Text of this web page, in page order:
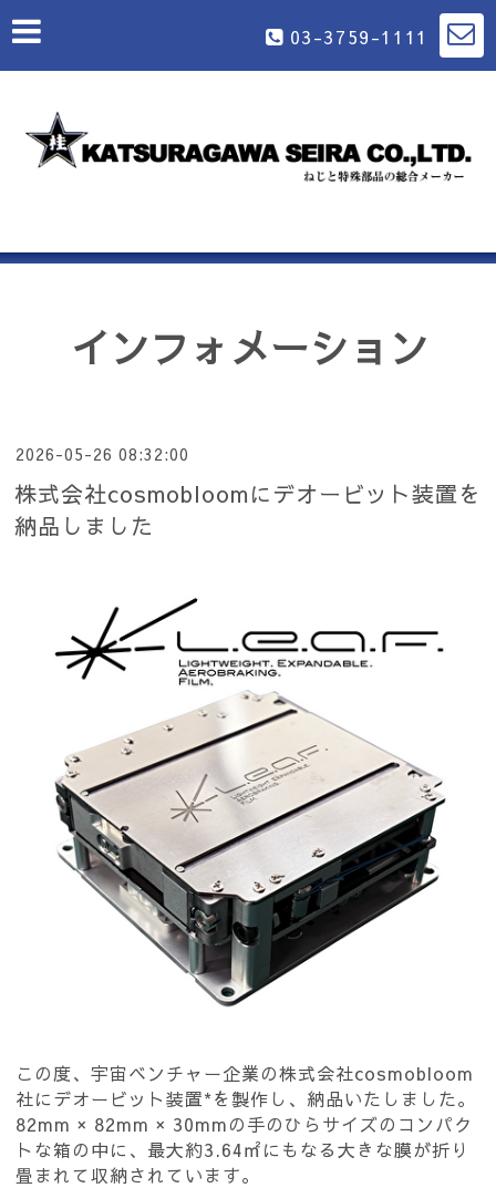
03-3759-1111
インフォメーション
2026-05-26 08:32:00
株式会社cosmobloomにデオービット装置を
納品しました
この度、宇宙ベンチャー企業の株式会社cosmobloom
社にデオービット装置*を製作し、納品いたしました。
82mm × 82mm × 30mmの手のひらサイズのコンパク
トな箱の中に、最大約3.64㎡にもなる大きな膜が折り
畳まれて収納されています。